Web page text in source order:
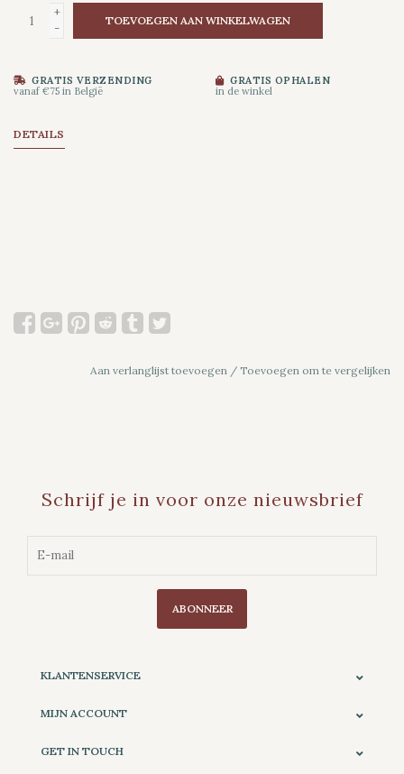
+
-
TOEVOEGEN AAN WINKELWAGEN
GRATIS VERZENDING
vanaf €75 in België
GRATIS OPHALEN
in de winkel
DETAILS
Aan verlanglijst toevoegen / Toevoegen om te vergelijken
Schrijf je in voor onze nieuwsbrief
ABONNEER
KLANTENSERVICE
MIJN ACCOUNT
GET IN TOUCH